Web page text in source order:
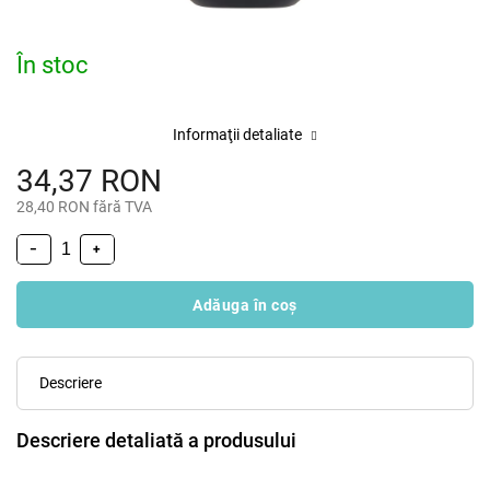
34,37 RON
28,40 RON fără TVA
În stoc
+
−
Adăuga în coş
Informaţii detaliate
Descriere
Descriere detaliată a produsului